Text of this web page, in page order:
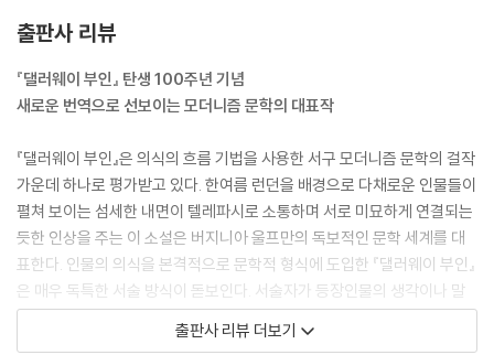
아마도 회색 자동차가 집 앞에 서 있는 저곳이 윌리엄 브래드 쇼 경 댁인가
보다고 레치아는 생각했다. (납덩이처럼 둔중한 소리가 겹겹이 둥글게 퍼
지며 대기 속으로 스며들었다.)
그러나 그는 잠시 그대로 앉아 있었다. 이 두려움은 뭐지? 이 황홀함은? 그
는 생각했다.
대체 무엇이 나를 이토록 엄청난 흥분으로 가득 채우는 걸까?
클라리사로군. 그가 말했다.
거기 그녀가 있었다.
--- p.278
출판사 리뷰
『댈러웨이 부인』 탄생 100주년 기념
새로운 번역으로 선보이는 모더니즘 문학의 대표작
『댈러웨이 부인』은 의식의 흐름 기법을 사용한 서구 모더니즘 문학의 걸작
가운데 하나로 평가받고 있다. 한여름 런던을 배경으로 다채로운 인물들이
펼쳐 보이는 섬세한 내면이 텔레파시로 소통하며 서로 미묘하게 연결되는
듯한 인상을 주는 이 소설은 버지니아 울프만의 독보적인 문학 세계를 대
표한다. 인물의 의식을 본격적으로 문학적 형식에 도입한 『댈러웨이 부인』
은 매우 독특한 서술 방식이 돋보인다. 서술자가 등장인물의 생각이나 말
을 인용 부호 없이 곧바로 전달하는 경우가 많으며, 인물의 내면이 삼인칭
서술 안에 자연스럽게 녹아든 것이 특징이다. 이를 통해 독자는 주인공의
출판사 리뷰 더보기